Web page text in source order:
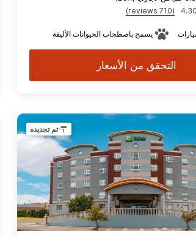
4.30
(710 reviews)
يسمح باصطحاب الحيوانات الأليفة
التحقق من الأسعار
تم تجديده